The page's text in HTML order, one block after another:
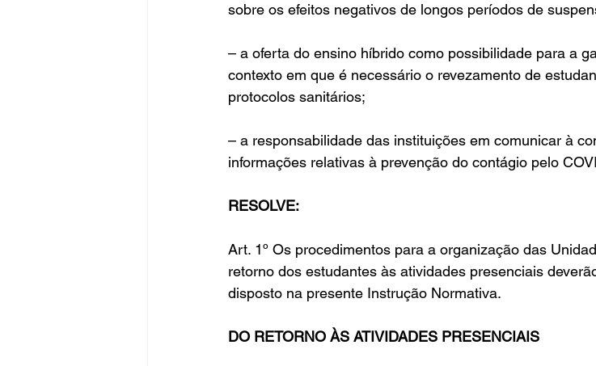
sobre os efeitos negativos de longos períodos de
– a oferta do ensino híbrido como possibilidade para a
contexto em que é necessário o revezamento de
protocolos sanitários;
– a responsabilidade das instituições em comunicar à
informações relativas à prevenção do contágio pelo
RESOLVE:
Art. 1º Os procedimentos para a organização das
retorno dos estudantes às atividades presenciais
disposto na presente Instrução Normativa.
DO RETORNO ÀS ATIVIDADES PRESENCIAIS